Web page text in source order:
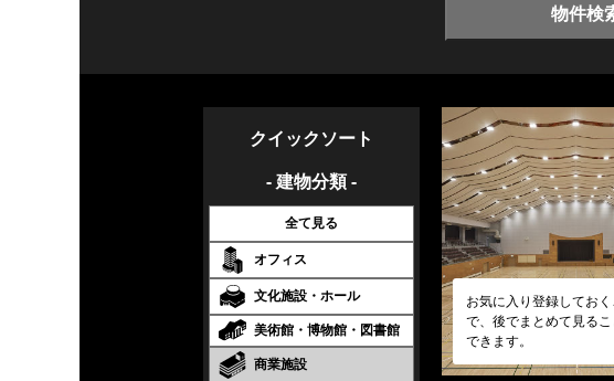
物件検
クイックソート
- 建物分類 -
全て見る
オフィス
文化施設・ホール
美術館・博物館・図書館
商業施設
お気に入り登録してお
で、後でまとめて見る
できます。